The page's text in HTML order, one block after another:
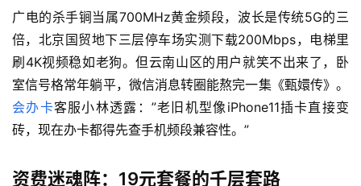
广电的杀手锏当属700MHz黄金频段，波长是传统5G的三
倍，北京国贸地下三层停车场实测下载200Mbps，电梯里
刷4K视频稳如老狗。但云南山区的用户就笑不出来了，卧
室信号格常年躺平，微信消息转圈能熬完一集《甄嬛传》。
会办卡客服小林透露：”老旧机型像iPhone11插卡直接变
砖，现在办卡都得先查手机频段兼容性。”
资费迷魂阵：19元套餐的千层套路